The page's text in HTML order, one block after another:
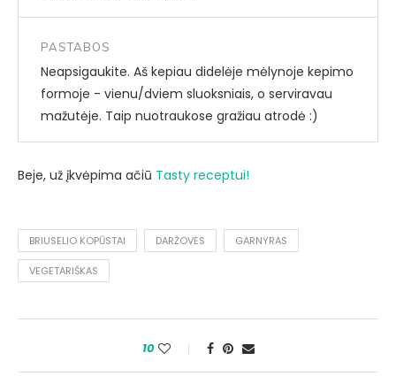
PASTABOS
Neapsigaukite. Aš kepiau didelėje mėlynoje kepimo
formoje - vienu/dviem sluoksniais, o serviravau
mažutėje. Taip nuotraukose gražiau atrodė :)
Beje, už įkvėpima ačiū Tasty receptui!
BRIUSELIO KOPŪSTAI DARŽOVĖS GARNYRAS
VEGETARIŠKAS
10